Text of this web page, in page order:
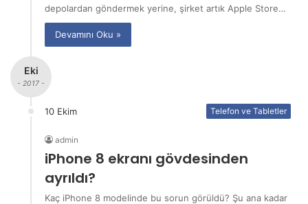
depolardan göndermek yerine, şirket artık Apple Store…
Devamını Oku »
Eki
- 2017 -
10 Ekim Telefon ve Tabletler
admin
iPhone 8 ekranı gövdesinden
ayrıldı?
Kaç iPhone 8 modelinde bu sorun görüldü? Şu ana kadar